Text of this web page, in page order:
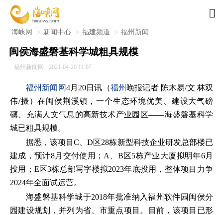

海峡网 > 新闻中心 > 福建频道 > 福州新闻
闽侯海盛磐基科学城粗具规模
福州新闻网 2021-04-20 11:07
福州新闻网4月20日讯（福州 晚报记者 陈木易/文 林双
伟/摄）在闽侯荆溪镇，一个生态环境优美、建设大气磅
礴、充满人文气息的高新技术产业园区——海盛磐基科学
城已粗具规模。
据悉，该项目C、D区28栋新型科技企业研发总部楼已
建成，预计8月交付使用；A、B区5栋产业大厦拟明年6月
投用；E区3栋总部写字楼拟2023年底投用，整体项目力争
2024年全面试运营。
海盛磐基科学城于2018年批准纳入福州软件园闽侯分
园建设规划，并列为省、市重点项目。目前，该项目已形